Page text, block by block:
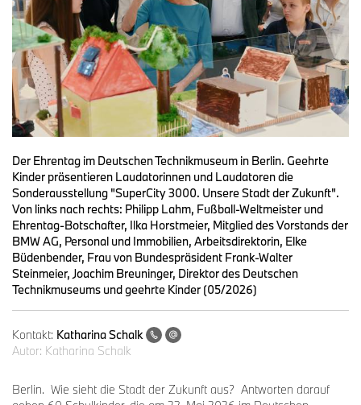
Der Ehrentag im Deutschen Technikmuseum in Berlin. Geehrte
Kinder präsentieren Laudatorinnen und Laudatoren die
Sonderausstellung "SuperCity 3000. Unsere Stadt der Zukunft".
Von links nach rechts: Philipp Lahm, Fußball-Weltmeister und
Ehrentag-Botschafter, Ilka Horstmeier, Mitglied des Vorstands der
BMW AG, Personal und Immobilien, Arbeitsdirektorin, Elke
Büdenbender, Frau von Bundespräsident Frank-Walter
Steinmeier, Joachim Breuninger, Direktor des Deutschen
Technikmuseums und geehrte Kinder (05/2026)
Kontakt: Katharina Schalk
Autor: Katharina Schalk
Berlin. Wie sieht die Stadt der Zukunft aus? Antworten darauf